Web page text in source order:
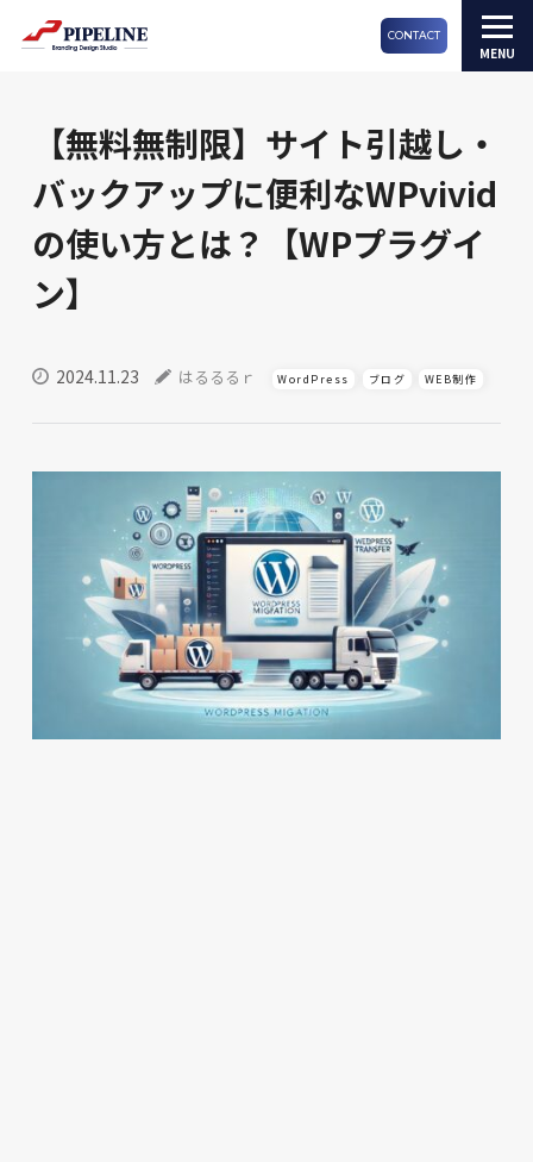
CONTACT
【無料無制限】サイト引越し・
バックアップに便利なWPvivid
の使い方とは？【WPプラグイ
ン】
2024.11.23 はるるるｒ WordPress ブログ WEB制作